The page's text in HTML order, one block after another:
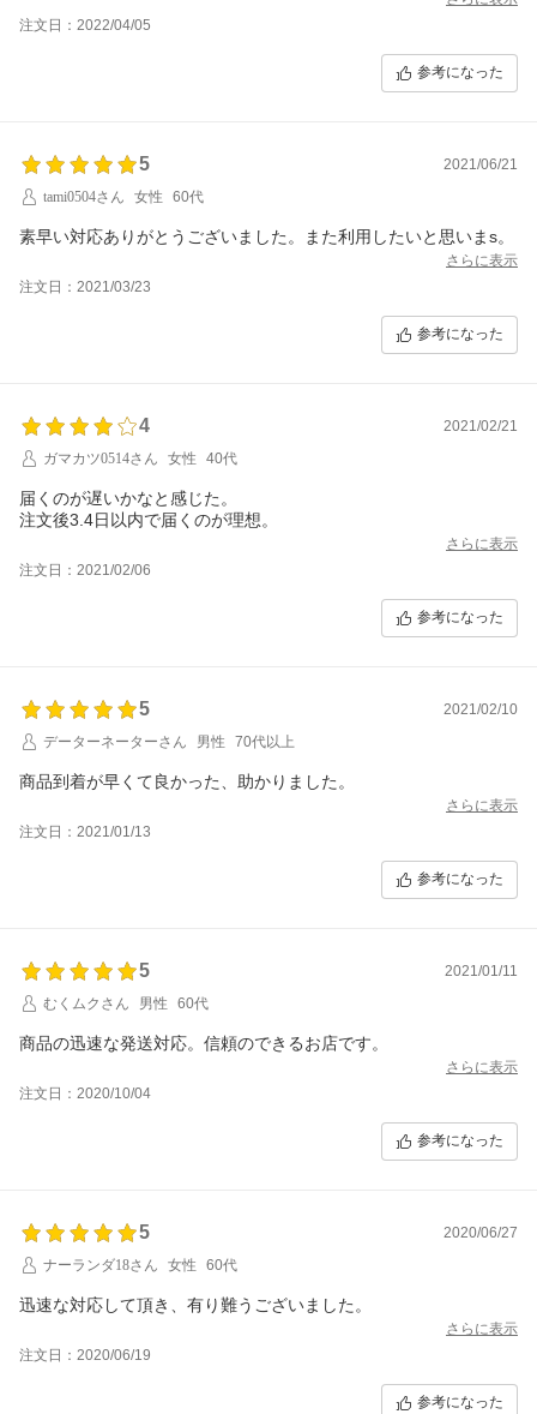
注文日：2022/04/05
参考になった
5
2021/06/21
tami0504さん
女性 60代
素早い対応ありがとうございました。また利用したいと思いまs。
さらに表示
注文日：2021/03/23
参考になった
4
2021/02/21
ガマカツ0514さん
女性 40代
届くのが遅いかなと感じた。
注文後3.4日以内で届くのが理想。
さらに表示
注文日：2021/02/06
参考になった
5
2021/02/10
データーネーターさん
男性 70代以上
商品到着が早くて良かった、助かりました。
さらに表示
注文日：2021/01/13
参考になった
5
2021/01/11
むくムクさん
男性 60代
商品の迅速な発送対応。信頼のできるお店です。
さらに表示
注文日：2020/10/04
参考になった
5
2020/06/27
ナーランダ18さん
女性 60代
迅速な対応して頂き、有り難うございました。
さらに表示
注文日：2020/06/19
参考になった